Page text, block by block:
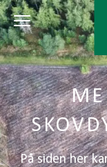
På siden her